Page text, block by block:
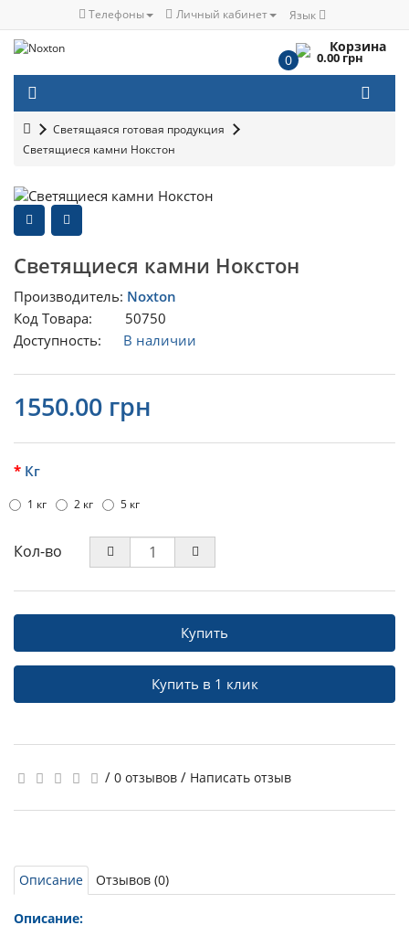
Телефоны Личный кабинет Язык
Корзина
0 0.00 грн
Светящаяся готовая продукция
Светящиеся камни Нокстон
Светящиеся камни Нокстон
Производитель: Noxton
Код Товара: 50750
Доступность: В наличии
1550.00 грн
Кг
1 кг 2 кг 5 кг
Кол-во
Купить
Купить в 1 клик
/ 0 отзывов / Написать отзыв
Описание Отзывов (0)
Описание: